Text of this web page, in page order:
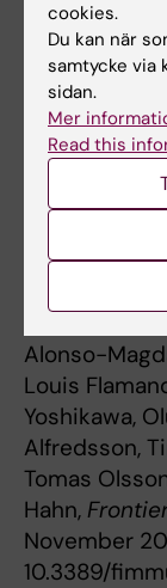
Publikation
Increased
human
for multiple
Gustafsson,
Izaura Lima
Khademi,
Alonso-
Louis
Yoshikawa,
Alfredsson,
Tomas
Hahn,
November
10.3389/
cookies.
Du kan när
samtycke via
sidan.
Mer
Read this